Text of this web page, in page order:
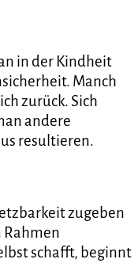
in der Kindheit
Manch
zurück. Sich
andere
resultieren.
zugeben
Rahmen
schafft, beginnt